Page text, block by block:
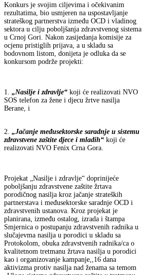
Konkurs je svojim ciljevima i očekivanim
rezultatima, bio usmjeren na uspostavljanje
strateškog partnerstva između OCD i vladinog
sektora u cilju poboljšanja zdravstvenog sistema
u Crnoj Gori. Nakon zasijedanja komisije za
ocjenu pristiglih prijava, a u skladu sa
bodovnom listom, donijeta je odluka da se
konkursom podrže projekti:
1. „Nasilje i zdravlje“ koji će realizovati NVO
SOS telefon za žene i djecu žrtve nasilja
Berane, i
2. „Jačanje međusektorske saradnje u sistemu
zdravstvene zaštite djece i mladih“ koji će
realizovati NVO Fenix Crna Gora.
Projekat „Nasilje i zdravlje“ doprinijeće
poboljšanju zdravstvene zaštite žrtava
porodičnog nasilja kroz jačanje strateških
partnerstava i međusektorske saradnje OCD i
zdravstvenih ustanova. Kroz projekat je
planirana, između ostalog, izrada i štampa
Smjernica o postupanju zdravstvenih radnika u
slučajevma nasilja u porodici u skladu sa
Protokolom, obuka zdravstvenih radnika/ca o
kvalitetnom tretmanu žrtava nasilja u porodici
kao i organizovanje kampanje,,16 dana
aktivizma protiv nasilja nad ženama sa temom